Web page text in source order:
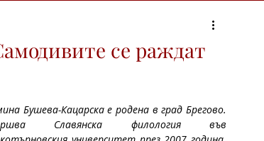
се раждат
Бушева-Кацарска е родена в град Брегово.
Славянска филология във